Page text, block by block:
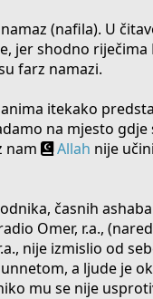
(nafila). U
jer shodno riječima
farz namazi.
itekako
na mjesto gdje
nam
Allah nije
časnih
Omer, r.a.,
nije izmislio od
a ljude je
mu se nije